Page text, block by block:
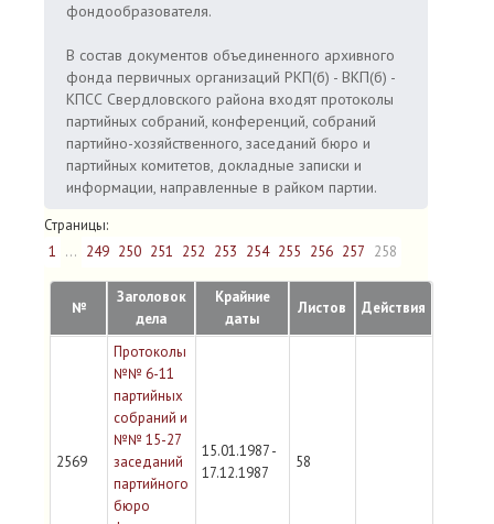
фондообразователя.
В состав документов объединенного архивного
фонда первичных организаций РКП(б) - ВКП(б) -
КПСС Свердловского района входят протоколы
партийных собраний, конференций, собраний
партийно-хозяйственного, заседаний бюро и
партийных комитетов, докладные записки и
информации, направленные в райком партии.
Страницы:
1 ... 249 250 251 252 253 254 255 256 257 258
№
Заголовок
дела
Крайние
даты
Листов Действия
2569
Протоколы
№№ 6-11
партийных
собраний и
№№ 15-27
заседаний
партийного
бюро
15.01.1987 -
17.12.1987
58